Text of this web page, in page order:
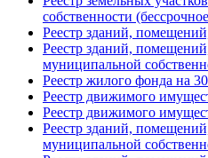
собственности
Реестр зданий,
Реестр зданий,
муниципальной
Реестр жилого фонда на
Реестр движимого
Реестр движимого
Реестр зданий,
муниципальной